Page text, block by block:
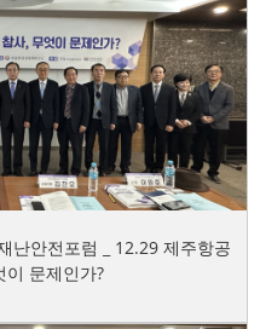
난안전포럼 _ 12.29 제주항공
이 문제인가?